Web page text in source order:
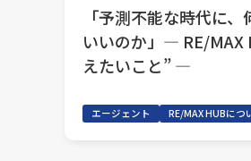
「予測不能な時代に
いいのか」― RE/MAX
えたいこと” ―
エージェント RE/MAX HUBにつ